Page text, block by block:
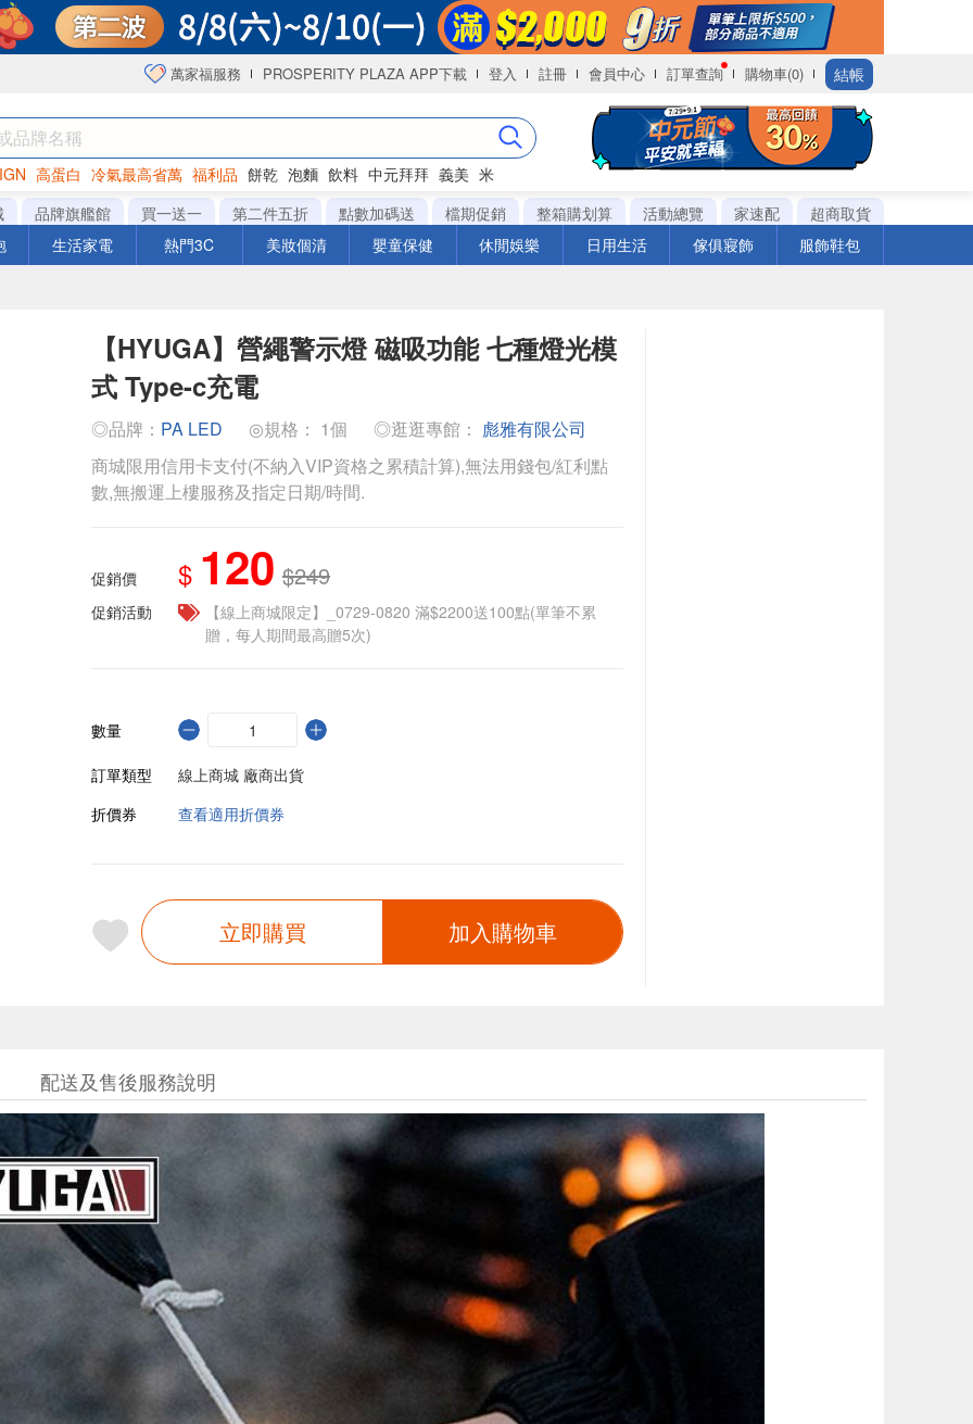
萬家福服務 PROSPERITY PLAZA APP下載 登入 註冊 會員中心 訂單查詢 購物車(0) 結帳
高蛋白 冷氣最高省萬 福利品 餅乾 泡麵 飲料 中元拜拜 義美 米
海苔
品牌旗艦館 買一送一 第二件五折 點數加碼送 檔期促銷 整箱購划算 活動總覽 家速配
超商取貨
生活家電 熱門3C 美妝個清 嬰童保健 休閒娛樂 日用生活 傢俱寢飾 服飾鞋包
【HYUGA】營繩警示燈 磁吸功能 七種燈光模
式 Type-c充電
◎品牌： PA LED ◎規格： 1個 ◎逛逛專館： 彪雅有限公司
商城限用信用卡支付(不納入VIP資格之累積計算),無法用錢包/紅利點
數,無搬運上樓服務及指定日期/時間.
促銷價 $ 120 $249
促銷活動
【線上商城限定】_0729-0820 滿$2200送100點(單筆不累
贈，每人期間最高贈5次)
數量
訂單類型
線上商城 廠商出貨
折價券
查看適用折價券
立即購買 加入購物車
配送及售後服務說明